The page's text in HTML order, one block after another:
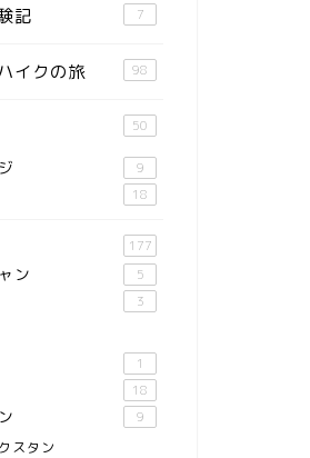
記 7
イクの旅 98
50
9
18
177
ン 5
3
1
18
9
スタン